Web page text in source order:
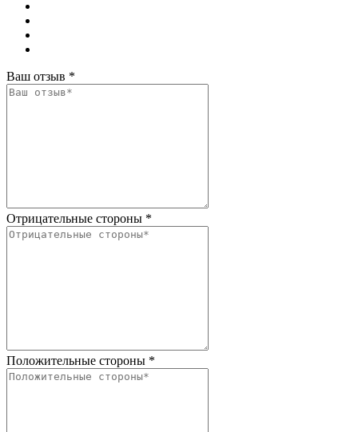
Ваш отзыв *
Отрицательные стороны *
Положительные стороны *